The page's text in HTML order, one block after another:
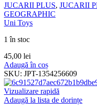
JUCARII PLUS, JUCARII
GEOGRAPHIC
Uni Toys
1 în stoc
45,00 lei
Adaugă în coș
SKU: JPT-1354256609
Vizualizare rapidă
Adaugă la lista de dorințe